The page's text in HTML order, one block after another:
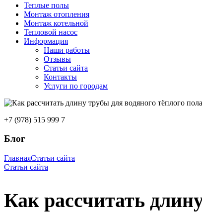
Теплые полы
Монтаж отопления
Монтаж котельной
Тепловой насос
Информация
Наши работы
Отзывы
Статьи сайта
Контакты
Услуги по городам
+7 (978) 515 999 7
Блог
ГлавнаяСтатьи сайта
Статьи сайта
Как рассчитать